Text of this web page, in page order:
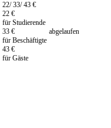
22/ 33/ 43 €
22 €
für Studierende
33 €
für Beschäftigte
43 €
für Gäste
abgelaufen